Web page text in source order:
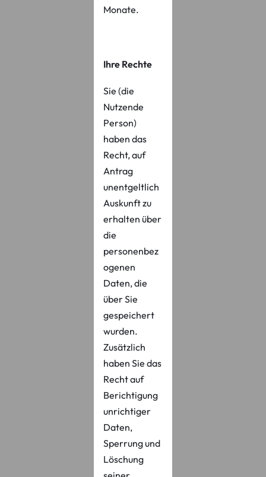
Monate.
Ihre Rechte
Sie (die
Nutzende
Person)
haben das
Recht, auf
Antrag
unentgeltlich
Auskunft zu
erhalten über
die
personenbez
ogenen
Daten, die
über Sie
gespeichert
wurden.
Zusätzlich
haben Sie das
Recht auf
Berichtigung
unrichtiger
Daten,
Sperrung und
Löschung